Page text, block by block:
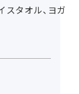
スタオル、ヨガ